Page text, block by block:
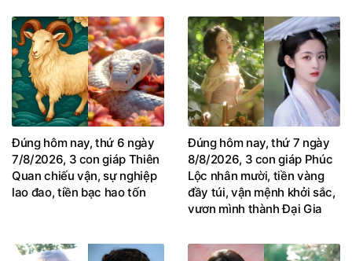
Đúng hôm nay, thứ 6 ngày
7/8/2026, 3 con giáp Thiên
Quan chiếu vận, sự nghiệp
lao đao, tiền bạc hao tốn
Đúng hôm nay, thứ 7 ngày
8/8/2026, 3 con giáp Phúc
Lộc nhân mười, tiền vàng
đầy túi, vận mệnh khởi sắc,
vươn mình thành Đại Gia